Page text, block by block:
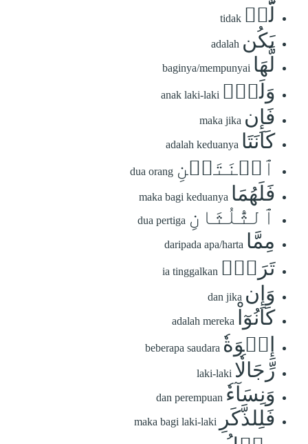
لَّمۡ tidak
يَكُن adalah
لَّهَا baginya/mempunyai
وَلَدٞۚ anak laki-laki
فَإِن maka jika
كَانَتَا adalah keduanya
ٱثۡنَتَيۡنِ dua orang
فَلَهُمَا maka bagi keduanya
ٱلثُّلُثَانِ dua pertiga
مِمَّا daripada apa/harta
تَرَكَۚ ia tinggalkan
وَإِن dan jika
كَانُوٓاْ adalah mereka
إِخۡوَةٗ beberapa saudara
رِّجَالٗا laki-laki
وَنِسَآءٗ dan perempuan
فَلِلذَّكَرِ maka bagi laki-laki